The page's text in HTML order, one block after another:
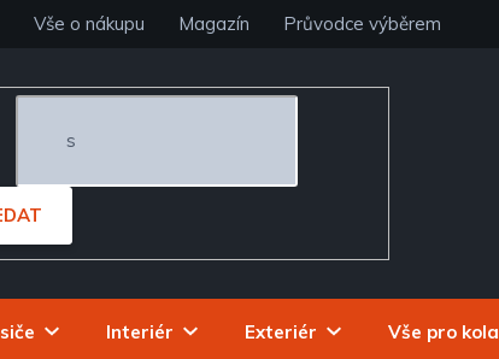
Vše o nákupu Magazín Průvodce výběrem
Interiér Exteriér Vše pro kola